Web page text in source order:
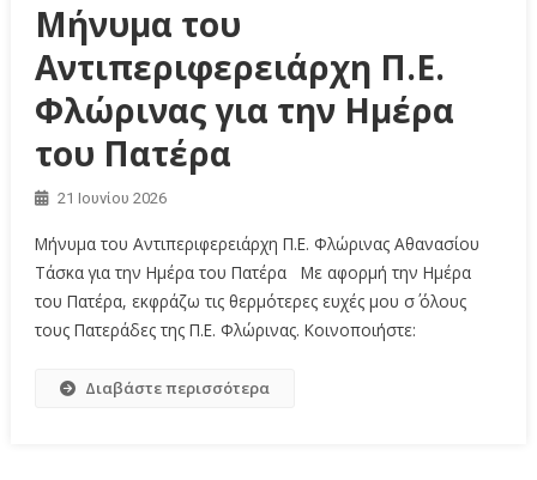
Μήνυμα του
Αντιπεριφερειάρχη Π.Ε.
Φλώρινας για την Ημέρα
του Πατέρα
21 Ιουνίου 2026
Μήνυμα του Αντιπεριφερειάρχη Π.Ε. Φλώρινας Αθανασίου
Τάσκα για την Ημέρα του Πατέρα Με αφορμή την Ημέρα
του Πατέρα, εκφράζω τις θερμότερες ευχές μου σ΄ όλους
τους Πατεράδες της Π.Ε. Φλώρινας. Κοινοποιήστε:
Διαβάστε περισσότερα